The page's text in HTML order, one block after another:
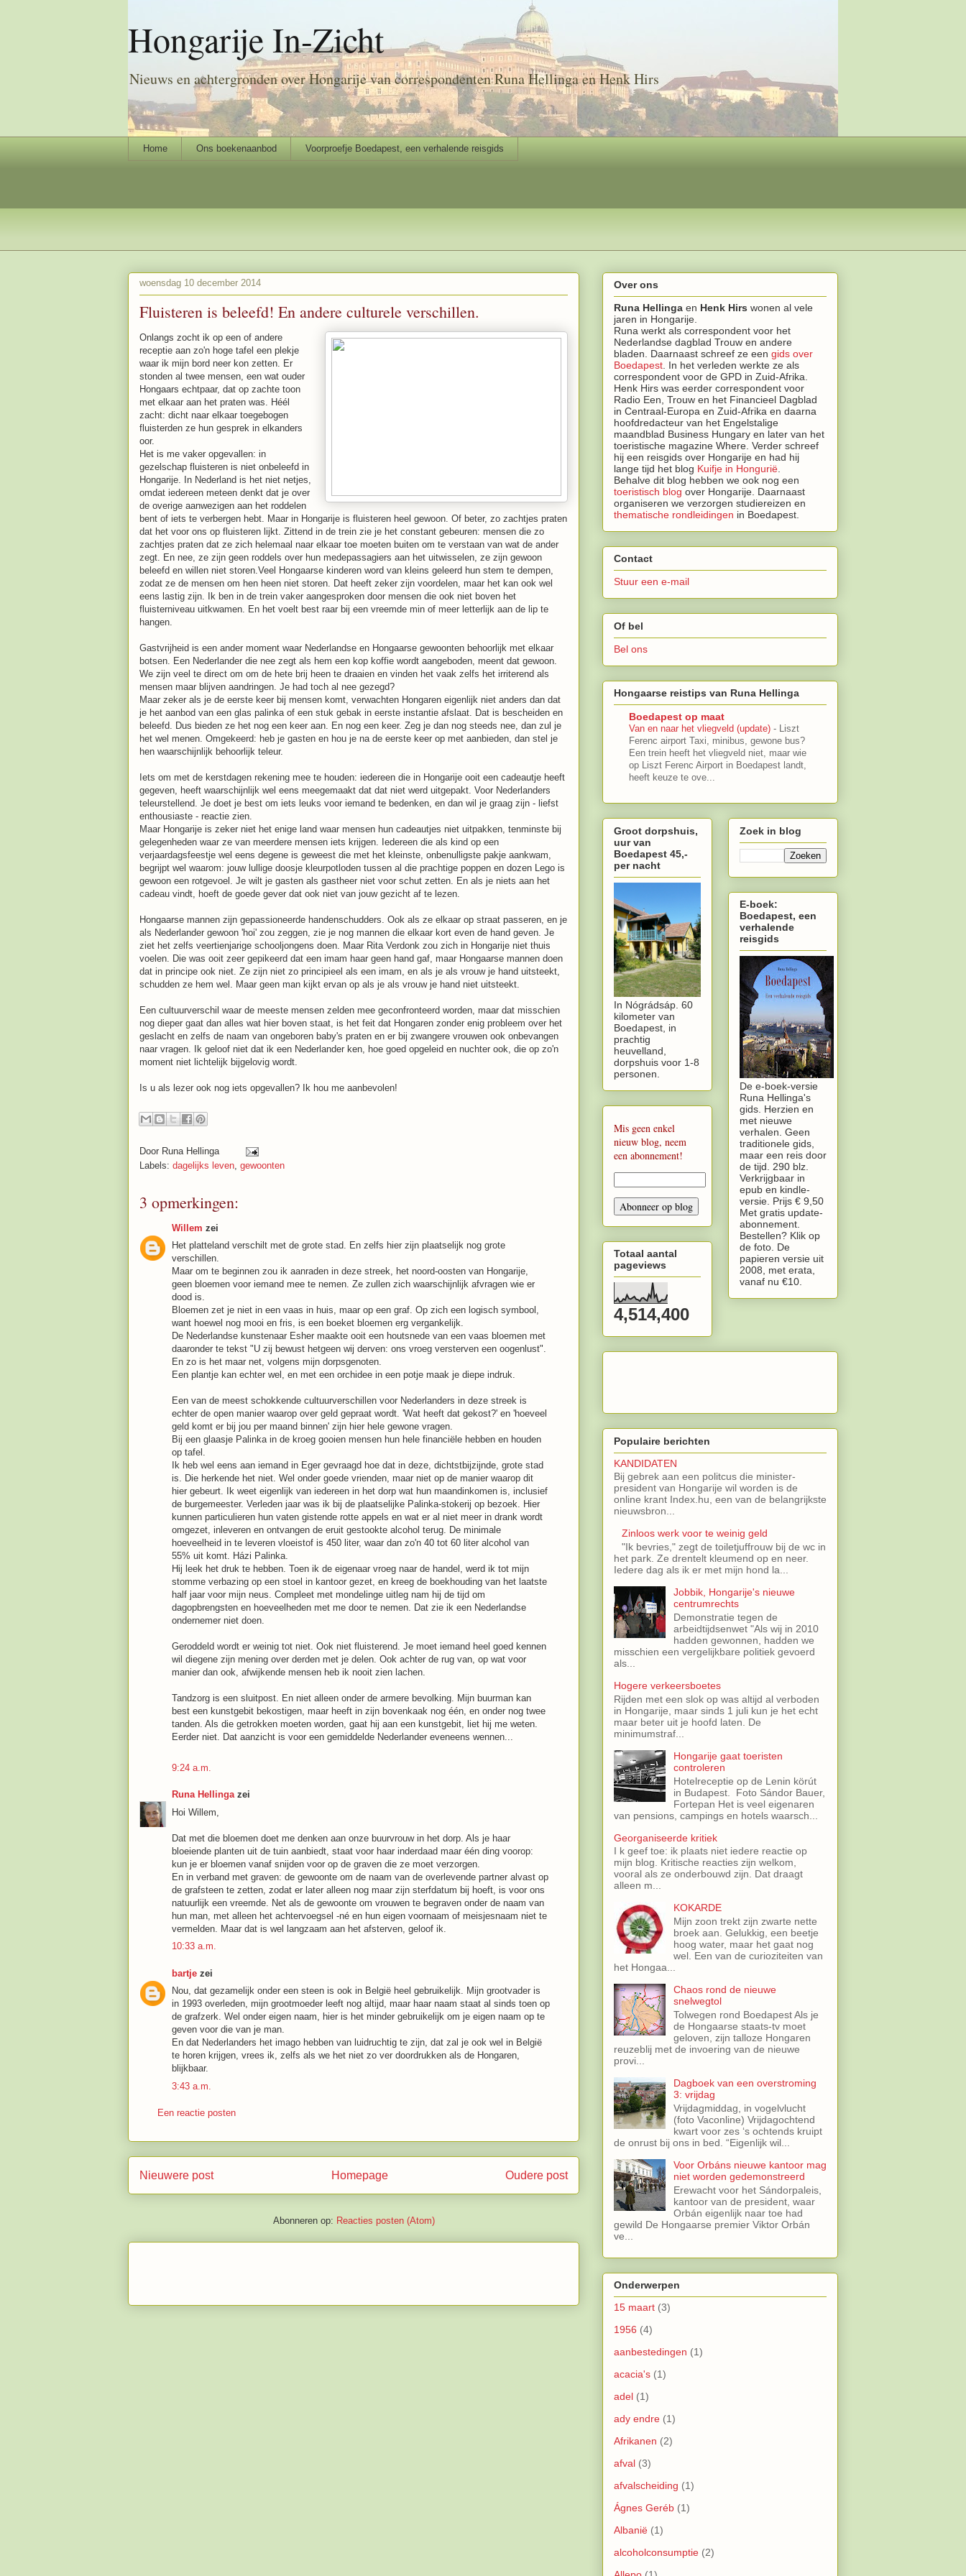
Hongarije In-Zicht
Nieuws en achtergronden over Hongarije van correspondenten Runa Hellinga en Henk Hirs
Home Ons boekenaanbod Voorproefje Boedapest, een verhalende reisgids
woensdag 10 december 2014
Fluisteren is beleefd! En andere culturele verschillen.
Onlangs zocht ik op een of andere
receptie aan zo'n hoge tafel een plekje
waar ik mijn bord neer kon zetten. Er
stonden al twee mensen, een wat ouder
Hongaars echtpaar, dat op zachte toon
met elkaar aan het praten was. Héél
zacht: dicht naar elkaar toegebogen
fluisterden ze hun gesprek in elkanders
oor.
Het is me vaker opgevallen: in
gezelschap fluisteren is niet onbeleefd in
Hongarije. In Nederland is het niet netjes,
omdat iedereen meteen denkt dat je over
de overige aanwezigen aan het roddelen
bent of iets te verbergen hebt. Maar in Hongarije is fluisteren heel gewoon. Of beter, zo zachtjes praten
dat het voor ons op fluisteren lijkt. Zittend in de trein zie je het constant gebeuren: mensen die zo
zachtjes praten dat ze zich helemaal naar elkaar toe moeten buiten om te verstaan van wat de ander
zegt. En nee, ze zijn geen roddels over hun medepassagiers aan het uitwisselen, ze zijn gewoon
beleefd en willen niet storen.Veel Hongaarse kinderen word van kleins geleerd hun stem te dempen,
zodat ze de mensen om hen heen niet storen. Dat heeft zeker zijn voordelen, maar het kan ook wel
eens lastig zijn. Ik ben in de trein vaker aangesproken door mensen die ook niet boven het
fluisterniveau uitkwamen. En het voelt best raar bij een vreemde min of meer letterlijk aan de lip te
hangen.
Gastvrijheid is een ander moment waar Nederlandse en Hongaarse gewoonten behoorlijk met elkaar
botsen. Een Nederlander die nee zegt als hem een kop koffie wordt aangeboden, meent dat gewoon.
We zijn veel te direct om om de hete brij heen te draaien en vinden het vaak zelfs het irriterend als
mensen maar blijven aandringen. Je had toch al nee gezegd?
Maar zeker als je de eerste keer bij mensen komt, verwachten Hongaren eigenlijk niet anders dan dat
je het aanbod van een glas palinka of een stuk gebak in eerste instantie afslaat. Dat is bescheiden en
beleefd. Dus bieden ze het nog een keer aan. En nog een keer. Zeg je dan nog steeds nee, dan zul je
het wel menen. Omgekeerd: heb je gasten en hou je na de eerste keer op met aanbieden, dan stel je
hen waarschijnlijk behoorlijk teleur.
Iets om met de kerstdagen rekening mee te houden: iedereen die in Hongarije ooit een cadeautje heeft
gegeven, heeft waarschijnlijk wel eens meegemaakt dat dat niet werd uitgepakt. Voor Nederlanders
teleurstellend. Je doet je best om iets leuks voor iemand te bedenken, en dan wil je graag zijn - liefst
enthousiaste - reactie zien.
Maar Hongarije is zeker niet het enige land waar mensen hun cadeautjes niet uitpakken, tenminste bij
gelegenheden waar ze van meerdere mensen iets krijgen. Iedereen die als kind op een
verjaardagsfeestje wel eens degene is geweest die met het kleinste, onbenulligste pakje aankwam,
begrijpt wel waarom: jouw lullige doosje kleurpotloden tussen al die prachtige poppen en dozen Lego is
gewoon een rotgevoel. Je wilt je gasten als gastheer niet voor schut zetten. En als je niets aan het
cadeau vindt, hoeft de goede gever dat ook niet van jouw gezicht af te lezen.
Hongaarse mannen zijn gepassioneerde handenschudders. Ook als ze elkaar op straat passeren, en je
als Nederlander gewoon 'hoi' zou zeggen, zie je nog mannen die elkaar kort even de hand geven. Je
ziet het zelfs veertienjarige schooljongens doen. Maar Rita Verdonk zou zich in Hongarije niet thuis
voelen. Die was ooit zeer gepikeerd dat een imam haar geen hand gaf, maar Hongaarse mannen doen
dat in principe ook niet. Ze zijn niet zo principieel als een imam, en als je als vrouw je hand uitsteekt,
schudden ze hem wel. Maar geen man kijkt ervan op als je als vrouw je hand niet uitsteekt.
Een cultuurverschil waar de meeste mensen zelden mee geconfronteerd worden, maar dat misschien
nog dieper gaat dan alles wat hier boven staat, is het feit dat Hongaren zonder enig probleem over het
geslacht en zelfs de naam van ongeboren baby's praten en er bij zwangere vrouwen ook onbevangen
naar vragen. Ik geloof niet dat ik een Nederlander ken, hoe goed opgeleid en nuchter ook, die op zo'n
moment niet lichtelijk bijgelovig wordt.
Is u als lezer ook nog iets opgevallen? Ik hou me aanbevolen!
Door Runa Hellinga
Labels: dagelijks leven gewoonten
3 opmerkingen:
Willem zei
Het platteland verschilt met de grote stad. En zelfs hier zijn plaatselijk nog grote
verschillen.
Maar om te beginnen zou ik aanraden in deze streek, het noord-oosten van Hongarije,
geen bloemen voor iemand mee te nemen. Ze zullen zich waarschijnlijk afvragen wie er
dood is.
Bloemen zet je niet in een vaas in huis, maar op een graf. Op zich een logisch symbool,
want hoewel nog mooi en fris, is een boeket bloemen erg vergankelijk.
De Nederlandse kunstenaar Esher maakte ooit een houtsnede van een vaas bloemen met
daaronder te tekst "U zij bewust hetgeen wij derven: ons vroeg versterven een oogenlust".
En zo is het maar net, volgens mijn dorpsgenoten.
Een plantje kan echter wel, en met een orchidee in een potje maak je diepe indruk.
Een van de meest schokkende cultuurverschillen voor Nederlanders in deze streek is
echter de open manier waarop over geld gepraat wordt. 'Wat heeft dat gekost?' en 'hoeveel
geld komt er bij jou per maand binnen' zijn hier hele gewone vragen.
Bij een glaasje Palinka in de kroeg gooien mensen hun hele financiële hebben en houden
op tafel.
Ik heb wel eens aan iemand in Eger gevraagd hoe dat in deze, dichtstbijzijnde, grote stad
is. Die herkende het niet. Wel onder goede vrienden, maar niet op de manier waarop dit
hier gebeurt. Ik weet eigenlijk van iedereen in het dorp wat hun maandinkomen is, inclusief
de burgemeester. Verleden jaar was ik bij de plaatselijke Palinka-stokerij op bezoek. Hier
kunnen particulieren hun vaten gistende rotte appels en wat er al niet meer in drank wordt
omgezet, inleveren en ontvangen de eruit gestookte alcohol terug. De minimale
hoeveelheid in te leveren vloeistof is 450 liter, waar dan zo'n 40 tot 60 liter alcohol van
55% uit komt. Házi Palinka.
Hij leek het druk te hebben. Toen ik de eigenaar vroeg naar de handel, werd ik tot mijn
stomme verbazing op een stoel in kantoor gezet, en kreeg de boekhouding van het laatste
half jaar voor mijn neus. Compleet met mondelinge uitleg nam hij de tijd om
dagopbrengsten en hoeveelheden met me door te nemen. Dat zie ik een Nederlandse
ondernemer niet doen.
Geroddeld wordt er weinig tot niet. Ook niet fluisterend. Je moet iemand heel goed kennen
wil diegene zijn mening over derden met je delen. Ook achter de rug van, op wat voor
manier dan ook, afwijkende mensen heb ik nooit zien lachen.
Tandzorg is een sluitpost. En niet alleen onder de armere bevolking. Mijn buurman kan
best een kunstgebit bekostigen, maar heeft in zijn bovenkaak nog één, en onder nog twee
tanden. Als die getrokken moeten worden, gaat hij aan een kunstgebit, liet hij me weten.
Eerder niet. Dat aanzicht is voor een gemiddelde Nederlander eveneens wennen...
9:24 a.m.
Runa Hellingazei
Hoi Willem,
Dat met die bloemen doet me denken aan onze buurvrouw in het dorp. Als je haar
bloeiende planten uit de tuin aanbiedt, staat voor haar inderdaad maar één ding voorop:
kun je er bloemen vanaf snijden voor op de graven die ze moet verzorgen.
En in verband met graven: de gewoonte om de naam van de overlevende partner alvast op
de grafsteen te zetten, zodat er later alleen nog maar zijn sterfdatum bij hoeft, is voor ons
natuurlijk een vreemde. Net als de gewoonte om vrouwen te begraven onder de naam van
hun man, met alleen het achtervoegsel -né en hun eigen voornaam of meisjesnaam niet te
vermelden. Maar dat is wel langzaam aan het afsterven, geloof ik.
10:33 a.m.
bartje zei
Nou, dat gezamelijk onder een steen is ook in België heel gebruikelijk. Mijn grootvader is
in 1993 overleden, mijn grootmoeder leeft nog altijd, maar haar naam staat al sinds toen op
de grafzerk. Wel onder eigen naam, hier is het minder gebruikelijk om je eigen naam op te
geven voor die van je man.
En dat Nederlanders het imago hebben van luidruchtig te zijn, dat zal je ook wel in België
te horen krijgen, vrees ik, zelfs als we het niet zo ver doordrukken als de Hongaren,
blijkbaar.
3:43 a.m.
Een reactie posten
Nieuwere post Oudere post
Homepage
Abonneren op: Reacties posten (Atom)
Over ons
Runa Hellinga en Henk Hirs wonen al vele
jaren in Hongarije.
Runa werkt als correspondent voor het
Nederlandse dagblad Trouw en andere
bladen. Daarnaast schreef ze een gids over
Boedapest In het verleden werkte ze als
correspondent voor de GPD in Zuid-Afrika.
Henk Hirs was eerder correspondent voor
Radio Een, Trouw en het Financieel Dagblad
in Centraal-Europa en Zuid-Afrika en daarna
hoofdredacteur van het Engelstalige
maandblad Business Hungary en later van het
toeristische magazine Where. Verder schreef
hij een reisgids over Hongarije en had hij
lange tijd het blog Kuifje in Hongurië
Behalve dit blog hebben we ook nog een
toeristisch blog over Hongarije. Daarnaast
organiseren we verzorgen studiereizen en
thematische rondleidingen in Boedapest.
Contact
Stuur een e-mail
Of bel
Bel ons
Hongaarse reistips van Runa Hellinga
Boedapest op maat
Van en naar het vliegveld (update) - Liszt
Ferenc airport Taxi, minibus, gewone bus?
Een trein heeft het vliegveld niet, maar wie
op Liszt Ferenc Airport in Boedapest landt,
heeft keuze te ove...
Groot dorpshuis,
uur van
Boedapest 45,-
per nacht
In Nógrádsáp. 60
kilometer van
Boedapest, in
prachtig
heuvelland,
dorpshuis voor 1-8
personen.
Mis geen enkel
nieuw blog, neem
een abonnement!
Totaal aantal
pageviews
4,514,400
Zoek in blog
E-boek:
Boedapest, een
verhalende
reisgids
De e-boek-versie
Runa Hellinga's
gids. Herzien en
met nieuwe
verhalen. Geen
traditionele gids,
maar een reis door
de tijd. 290 blz.
Verkrijgbaar in
epub en kindle-
versie. Prijs € 9,50
Met gratis update-
abonnement.
Bestellen? Klik op
de foto. De
papieren versie uit
2008, met erata,
vanaf nu €10.
Populaire berichten
KANDIDATEN
Bij gebrek aan een politcus die minister-
president van Hongarije wil worden is de
online krant Index.hu, een van de belangrijkste
nieuwsbron...
Zinloos werk voor te weinig geld
"Ik bevries," zegt de toiletjuffrouw bij de wc in
het park. Ze drentelt kleumend op en neer.
Iedere dag als ik er met mijn hond la...
Jobbik, Hongarije's nieuwe
centrumrechts
Demonstratie tegen de
arbeidtijdsenwet "Als wij in 2010
hadden gewonnen, hadden we
misschien een vergelijkbare politiek gevoerd
als...
Hogere verkeersboetes
Rijden met een slok op was altijd al verboden
in Hongarije, maar sinds 1 juli kun je het echt
maar beter uit je hoofd laten. De
minimumstraf...
Hongarije gaat toeristen
controleren
Hotelreceptie op de Lenin körút
in Budapest. Foto Sándor Bauer,
Fortepan Het is veel eigenaren
van pensions, campings en hotels waarsch...
Georganiseerde kritiek
I k geef toe: ik plaats niet iedere reactie op
mijn blog. Kritische reacties zijn welkom,
vooral als ze onderbouwd zijn. Dat draagt
alleen m...
KOKARDE
Mijn zoon trekt zijn zwarte nette
broek aan. Gelukkig, een beetje
hoog water, maar het gaat nog
wel. Een van de curioziteiten van
het Hongaa...
Chaos rond de nieuwe
snelwegtol
Tolwegen rond Boedapest Als je
de Hongaarse staats-tv moet
geloven, zijn talloze Hongaren
reuzeblij met de invoering van de nieuwe
provi...
Dagboek van een overstroming
3: vrijdag
Vrijdagmiddag, in vogelvlucht
(foto Vaconline) Vrijdagochtend
kwart voor zes ‘s ochtends kruipt
de onrust bij ons in bed. “Eigenlijk wil...
Voor Orbáns nieuwe kantoor mag
niet worden gedemonstreerd
Erewacht voor het Sándorpaleis,
kantoor van de president, waar
Orbán eigenlijk naar toe had
gewild De Hongaarse premier Viktor Orbán
ve...
Onderwerpen
15 maart (3)
1956 (4)
aanbestedingen (1)
acacia's (1)
adel (1)
ady endre (1)
Afrikanen (2)
afval (3)
afvalscheiding (1)
Ágnes Geréb (1)
Albanië (1)
alcoholconsumptie (2)